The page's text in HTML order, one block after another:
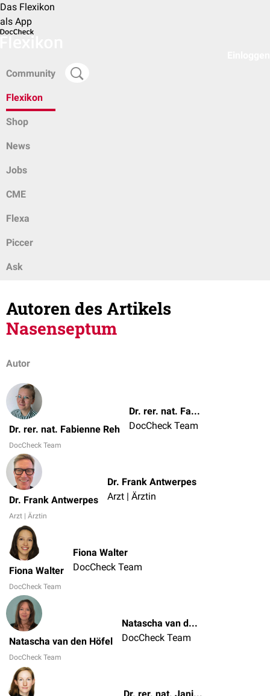
Das Flexikon
als App
Community
Flexikon
Shop
News
Jobs
CME
Flexa
Piccer
Ask
Autoren des Artikels
Nasenseptum
Autor
Dr. rer. nat. Fabienne Reh
DocCheck Team
Dr. rer. nat. Fabienne Reh
DocCheck Team
Dr. Frank Antwerpes
Arzt | Ärztin
Dr. Frank Antwerpes
Arzt | Ärztin
Fiona Walter
DocCheck Team
Fiona Walter
DocCheck Team
Natascha van den Höfel
DocCheck Team
Natascha van den Höfel
DocCheck Team
Dr. rer. nat. Janica Nolte